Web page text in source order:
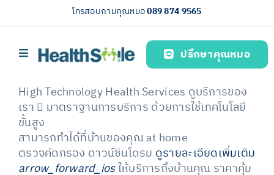
to
โทรสอบถามคุณหมอ089 874 9565
Toggle
บริการของเรา (Our services)
Health knowledge
ปรึกษาคุณหมอ
High TechnologyHealth Services ดูบริการของ
เรา
มาตราฐานการบริการ ด้วยการใช้เทคโนโลยี
ขั้นสูง
สามารถทำได้ที่บ้านของคุณat home
ตรวจคัดกรอง ดาวน์ซินโดรม ดูรายละเอียดเพิ่มเติม
arrow_forward_iosให้บริการถึงบ้านคุณ ราคาคุ้ม